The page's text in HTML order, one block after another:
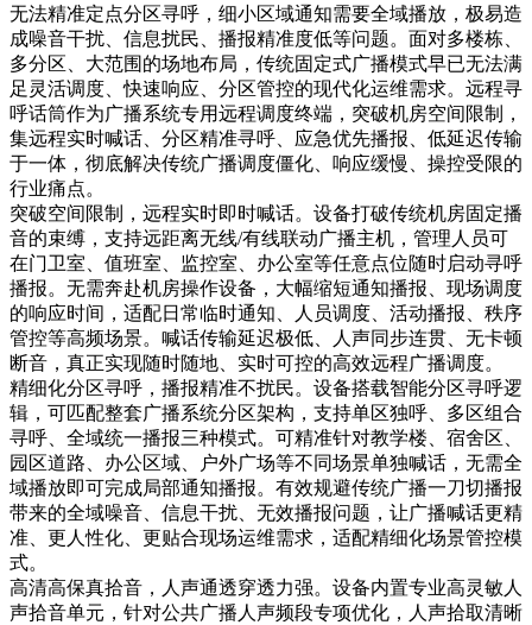
无法精准定点分区寻呼，细小区域通知需要全域播放，极易造
成噪音干扰、信息扰民、播报精准度低等问题。面对多楼栋、
多分区、大范围的场地布局，传统固定式广播模式早已无法满
足灵活调度、快速响应、分区管控的现代化运维需求。远程寻
呼话筒作为广播系统专用远程调度终端，突破机房空间限制，
集远程实时喊话、分区精准寻呼、应急优先播报、低延迟传输
于一体，彻底解决传统广播调度僵化、响应缓慢、操控受限的
行业痛点。
突破空间限制，远程实时即时喊话。设备打破传统机房固定播
音的束缚，支持远距离无线/有线联动广播主机，管理人员可
在门卫室、值班室、监控室、办公室等任意点位随时启动寻呼
播报。无需奔赴机房操作设备，大幅缩短通知播报、现场调度
的响应时间，适配日常临时通知、人员调度、活动播报、秩序
管控等高频场景。喊话传输延迟极低、人声同步连贯、无卡顿
断音，真正实现随时随地、实时可控的高效远程广播调度。
精细化分区寻呼，播报精准不扰民。设备搭载智能分区寻呼逻
辑，可匹配整套广播系统分区架构，支持单区独呼、多区组合
寻呼、全域统一播报三种模式。可精准针对教学楼、宿舍区、
园区道路、办公区域、户外广场等不同场景单独喊话，无需全
域播放即可完成局部通知播报。有效规避传统广播一刀切播报
带来的全域噪音、信息干扰、无效播报问题，让广播喊话更精
准、更人性化、更贴合现场运维需求，适配精细化场景管控模
式。
高清高保真拾音，人声通透穿透力强。设备内置专业高灵敏人
声拾音单元，针对公共广播人声频段专项优化，人声拾取清晰